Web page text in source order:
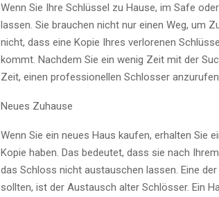
Wenn Sie Ihre Schlüssel zu Hause, im Safe
lassen. Sie brauchen nicht nur einen Weg, um
nicht, dass eine Kopie Ihres verlorenen
kommt. Nachdem Sie ein wenig Zeit mit der
Zeit, einen professionellen Schlosser
Neues Zuhause
Wenn Sie ein neues Haus kaufen, erhalten Sie
Kopie haben. Das bedeutet, dass sie nach
das Schloss nicht austauschen lassen. Eine
sollten, ist der Austausch alter Schlösser. Ein